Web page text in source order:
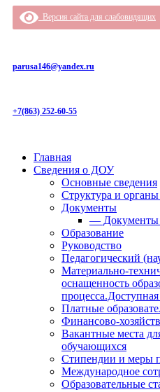
Версия сайта для слабовидящих
parusa146@yandex.ru
+7(863) 252-60-55
Главная
Сведения о ДОУ
Основные сведения
Структура и
Документы
— Документы
Образование
Руководство
Педагогический
Материально-
оснащенность
процесса.Доступная
Платные
Финансово-
Вакантные места
обучающихся
Стипендии и меры
Международное
Образовательные